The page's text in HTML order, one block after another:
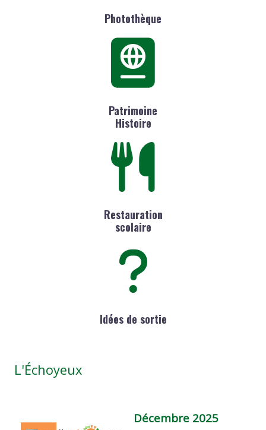
Photothèque
Patrimoine
Histoire
Restauration
scolaire
Idées de sortie
L'Échoyeux
Décembre 2025